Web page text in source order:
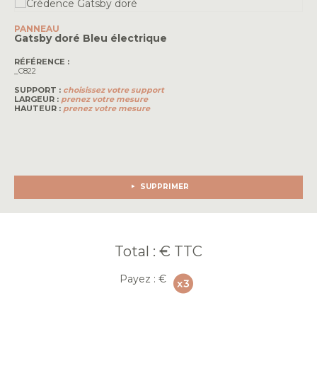
PANNEAU
Gatsby doré Bleu électrique
RÉFÉRENCE :
_C822
SUPPORT : choisissez votre support
LARGEUR : prenez votre mesure
HAUTEUR : prenez votre mesure
SUPPRIMER
Total : € TTC
Payez :€